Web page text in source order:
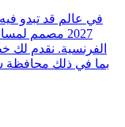
في عالم قد تبدو فيه
2027 مصمم
الفرنسية. نقدم لك
بما في ذلك محافظة